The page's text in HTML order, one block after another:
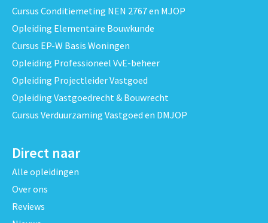
Cursus Conditiemeting NEN 2767 en MJOP
Opleiding Elementaire Bouwkunde
Cursus EP-W Basis Woningen
Opleiding Professioneel VvE-beheer
Opleiding Projectleider Vastgoed
Opleiding Vastgoedrecht & Bouwrecht
Cursus Verduurzaming Vastgoed en DMJOP
Direct naar
Alle opleidingen
Over ons
Reviews